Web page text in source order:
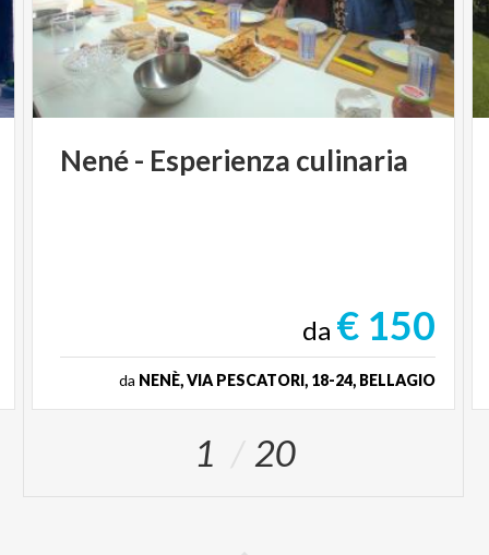
Nené- Esperienza culinaria
da € 150
da NENÈ, VIA PESCATORI, 18-24, BELLAGIO
1 20